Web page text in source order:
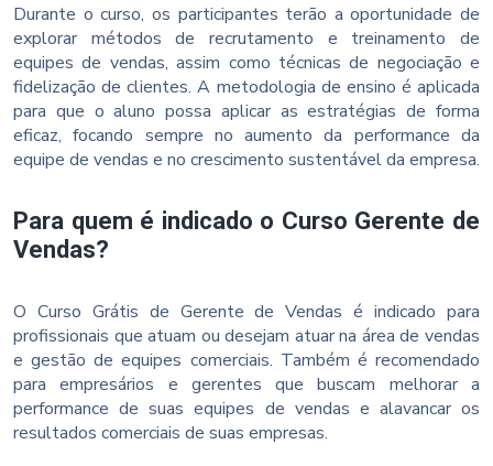
Durante o curso, os participantes terão a oportunidade de
explorar métodos de recrutamento e treinamento de
equipes de vendas, assim como técnicas de negociação e
fidelização de clientes. A metodologia de ensino é aplicada
para que o aluno possa aplicar as estratégias de forma
eficaz, focando sempre no aumento da performance da
equipe de vendas e no crescimento sustentável da empresa.
Para quem é indicado o Curso Gerente de
Vendas?
O Curso Grátis de Gerente de Vendas é indicado para
profissionais que atuam ou desejam atuar na área de vendas
e gestão de equipes comerciais. Também é recomendado
para empresários e gerentes que buscam melhorar a
performance de suas equipes de vendas e alavancar os
resultados comerciais de suas empresas.